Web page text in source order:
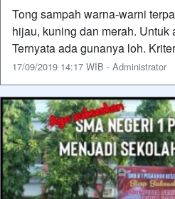
Tong sampah warna-warni
hijau, kuning dan merah.
Ternyata ada gunanya loh.
17/09/2019 14:17 WIB - Administrator